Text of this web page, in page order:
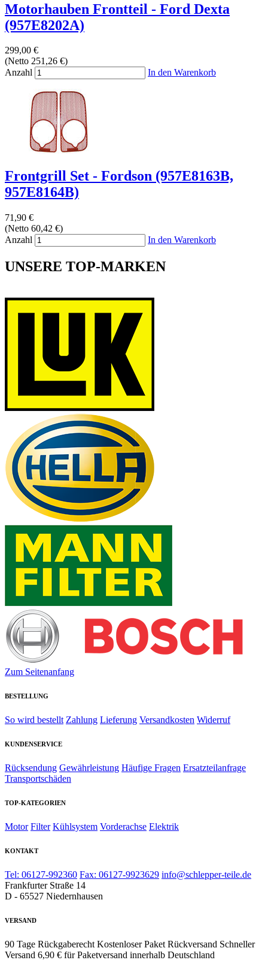
Motorhauben Frontteil - Ford Dexta
(957E8202A)
299,00 €
(Netto 251,26 €)
Anzahl
In den Warenkorb
Frontgrill Set - Fordson (957E8163B,
957E8164B)
71,90 €
(Netto 60,42 €)
Anzahl
In den Warenkorb
UNSERE TOP-MARKEN
Zum Seitenanfang
BESTELLUNG
So wird bestellt Zahlung Lieferung Versandkosten Widerruf
KUNDENSERVICE
Rücksendung Gewährleistung Häufige Fragen Ersatzteilanfrage
Transportschäden
TOP-KATEGORIEN
Motor Filter Kühlsystem Vorderachse Elektrik
KONTAKT
Tel: 06127-992360 Fax: 06127-9923629 info@schlepper-teile.de
Frankfurter Straße 14
D - 65527 Niedernhausen
VERSAND
90 Tage Rückgaberecht Kostenloser Paket Rückversand Schneller
Versand 6,90 € für Paketversand innerhalb Deutschland